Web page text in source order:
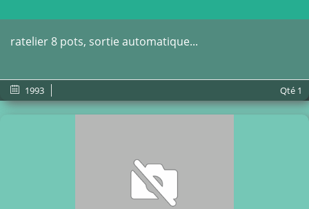
ratelier 8 pots, sortie automatique...
1993 Qté 1